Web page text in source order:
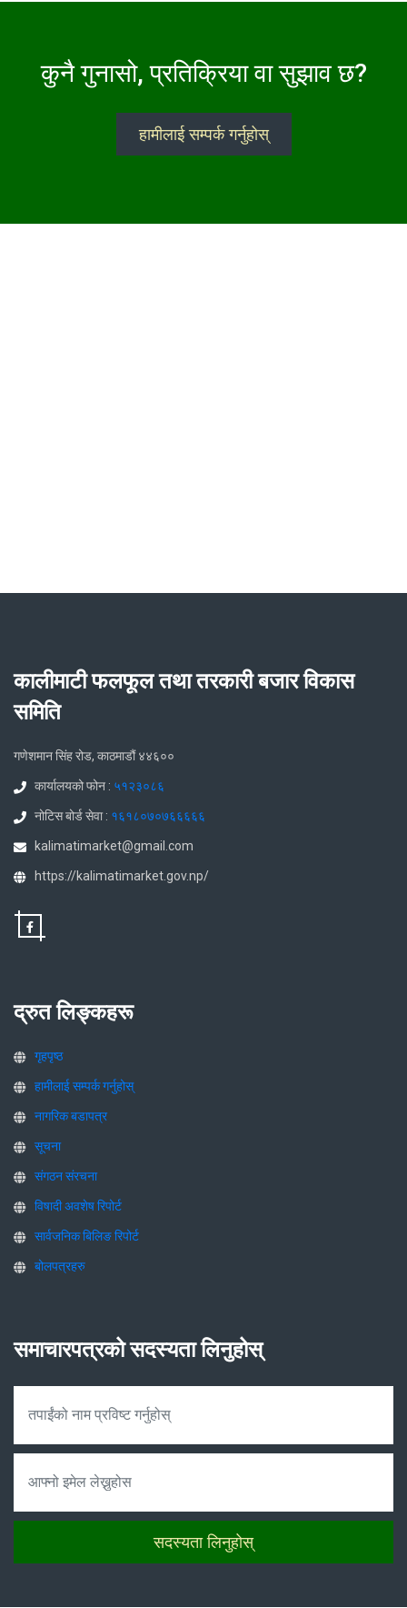
कुनै गुनासो, प्रतिक्रिया वा सुझाव छ?
हामीलाई सम्पर्क गर्नुहोस्
कालीमाटी फलफूल तथा तरकारी बजार विकास
समिति
गणेशमान सिंह रोड, काठमाडौं ४४६००
कार्यालयको फोन : ५१२३०८६
नोटिस बोर्ड सेवा : १६१८०७०७६६६६६
kalimatimarket@gmail.com
https://kalimatimarket.gov.np/
द्रुत लिङ्कहरू
गृहपृष्ठ
हामीलाई सम्पर्क गर्नुहोस्
नागरिक बडापत्र
सूचना
संगठन संरचना
विषादी अवशेष रिपोर्ट
सार्वजनिक बिलिङ रिपोर्ट
बोलपत्रहरु
समाचारपत्रको सदस्यता लिनुहोस्
सदस्यता लिनुहोस्